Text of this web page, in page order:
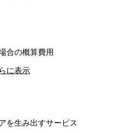
合の概算費用
に表示
を生み出すサービス